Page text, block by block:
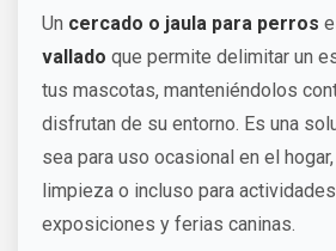
Un cercado o jaula para perros
vallado que permite delimitar un
tus mascotas, manteniéndolos
disfrutan de su entorno. Es una
sea para uso ocasional en el
limpieza o incluso para
exposiciones y ferias caninas.